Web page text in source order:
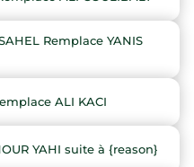
Remplace YANIS
ALI KACI
YAHI suite à {reason}